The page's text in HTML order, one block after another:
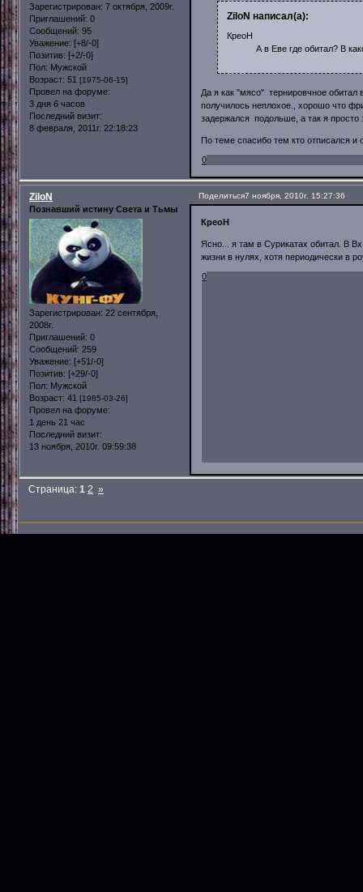
Зарегистрирован: 7 октября, 2009г.
Приглашений: 0
Сообщений: 95
Уважение: [+8/-0]
Позитив: [+2/-0]
Пол: Мужской
Возраст: 51 [1975-06-15]
Провел на форуме:
3 дня 6 часов
Последний визит:
8 февраля, 2011г. 22:18:23
ZiloN написал(а):
КреоН
А в Еве где обитал? В какой
Да я как "мясо" тернировчное обитал
получилось неплохое., хорошо что
задержался подольше, а так я просто
По теме спасибо тем кто отписался
0
Поделиться7 ноября, 2010г. 15:27:36
ZiloN
Познавший истину Света и Тьмы
Зарегистрирован: 22 сентября,
2008г.
Приглашений: 0
Сообщений: 259
Уважение: [+51/-0]
Позитив: [+29/-0]
Пол: Мужской
Возраст: 41 [1985-03-26]
Провел на форуме:
1 день 21 час
Последний визит:
13 ноября, 2010г. 09:59:38
КреоН
Ясно... я там в Сурикатах обитал. В
жизни в нулях, хотя периодически в
0
Страница:1 2 »